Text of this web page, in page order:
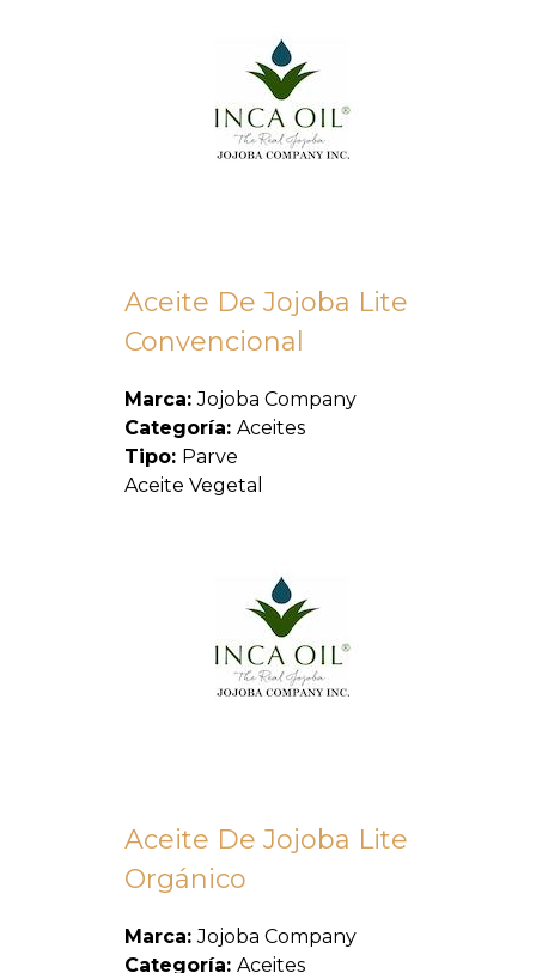
Aceite De Jojoba Lite
Convencional
Marca:Jojoba Company
Categoría: Aceites
Tipo: Parve
Aceite Vegetal
Aceite De Jojoba Lite
Orgánico
Marca:Jojoba Company
Categoría: Aceites